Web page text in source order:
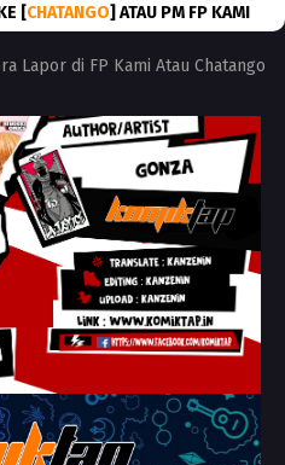
[CHATANGO] ATAU PM FP KAMI
Lapor di FP Kami Atau Chatango